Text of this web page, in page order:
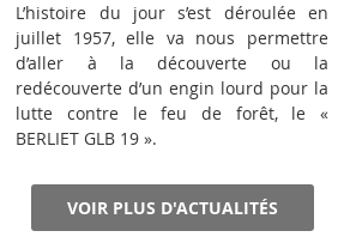
L’histoire du jour s’est déroulée en
juillet 1957, elle va nous permettre
d’aller à la découverte ou la
redécouverte d’un engin lourd pour la
lutte contre le feu de forêt, le «
BERLIET GLB 19 ».
VOIR PLUS D'ACTUALITÉS